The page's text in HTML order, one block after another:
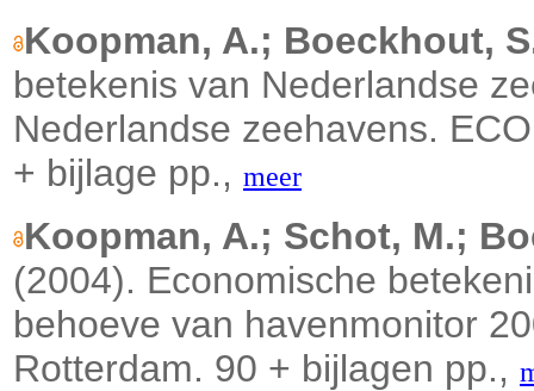
Koopman, A.; Boeckhout,
betekenis van Nederlandse
Nederlandse zeehavens.
+ bijlage pp., meer
Koopman, A.; Schot, M.;
(2004). Economische
behoeve van havenmonitor
Rotterdam. 90 + bijlagen pp.,